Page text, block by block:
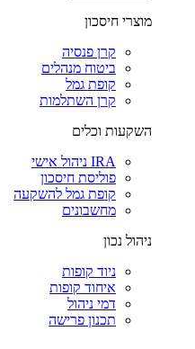
מוצרי חיסכון
קרן פנסיה
ביטוח מנהלים
קופת גמל
קרן השתלמות
השקעות וכלים
IRA ניהול אישי
פוליסת חיסכון
קופת גמל להשקעה
מחשבונים
ניהול נכון
ניוד קופות
איחוד קופות
דמי ניהול
תכנון פרישה